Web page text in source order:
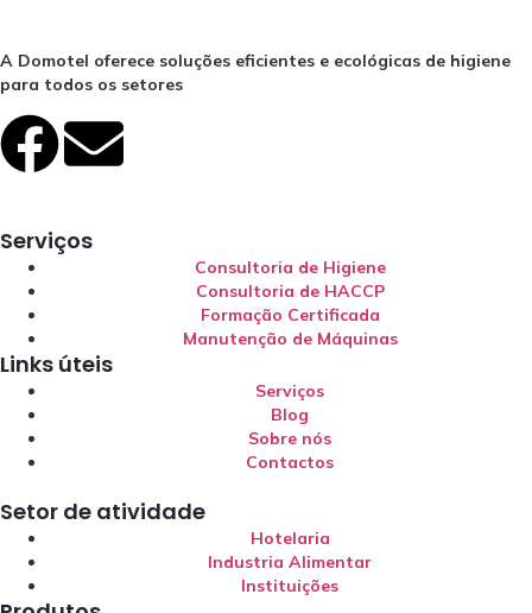
A Domotel oferece soluções eficientes e ecológicas de higiene
para todos os setores
Serviços
Consultoria de Higiene
Consultoria de HACCP
Formação Certificada
Manutenção de Máquinas
Links úteis
Serviços
Blog
Sobre nós
Contactos
Setor de atividade
Hotelaria
Industria Alimentar
Instituições